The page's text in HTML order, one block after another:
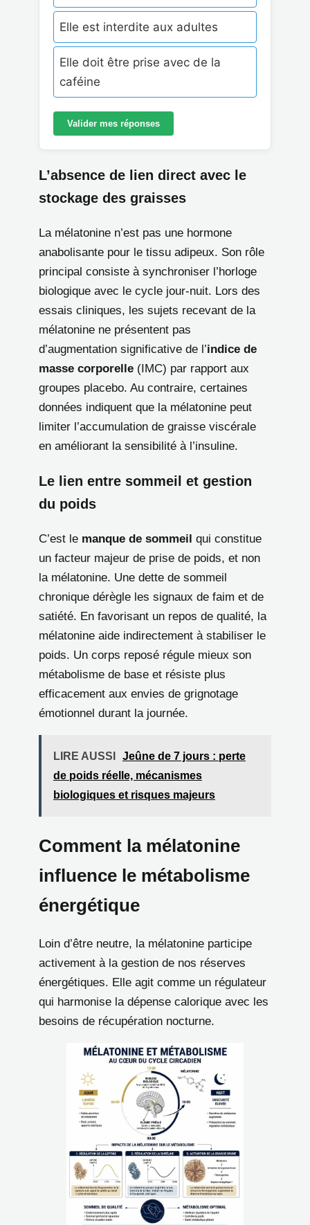
Elle est interdite aux adultes
Elle doit être prise avec de la
caféine
Valider mes réponses
L’absence de lien direct avec le
stockage des graisses
La mélatonine n’est pas une hormone
anabolisante pour le tissu adipeux. Son rôle
principal consiste à synchroniser l’horloge
biologique avec le cycle jour-nuit. Lors des
essais cliniques, les sujets recevant de la
mélatonine ne présentent pas
d’augmentation significative de l’indice de
masse corporelle (IMC) par rapport aux
groupes placebo. Au contraire, certaines
données indiquent que la mélatonine peut
limiter l’accumulation de graisse viscérale
en améliorant la sensibilité à l’insuline.
Le lien entre sommeil et gestion
du poids
C’est le manque de sommeil qui constitue
un facteur majeur de prise de poids, et non
la mélatonine. Une dette de sommeil
chronique dérègle les signaux de faim et de
satiété. En favorisant un repos de qualité, la
mélatonine aide indirectement à stabiliser le
poids. Un corps reposé régule mieux son
métabolisme de base et résiste plus
efficacement aux envies de grignotage
émotionnel durant la journée.
LIRE AUSSI
Jeûne de 7 jours : perte
de poids réelle, mécanismes
biologiques et risques majeurs
Comment la mélatonine
influence le métabolisme
énergétique
Loin d’être neutre, la mélatonine participe
activement à la gestion de nos réserves
énergétiques. Elle agit comme un régulateur
qui harmonise la dépense calorique avec les
besoins de récupération nocturne.